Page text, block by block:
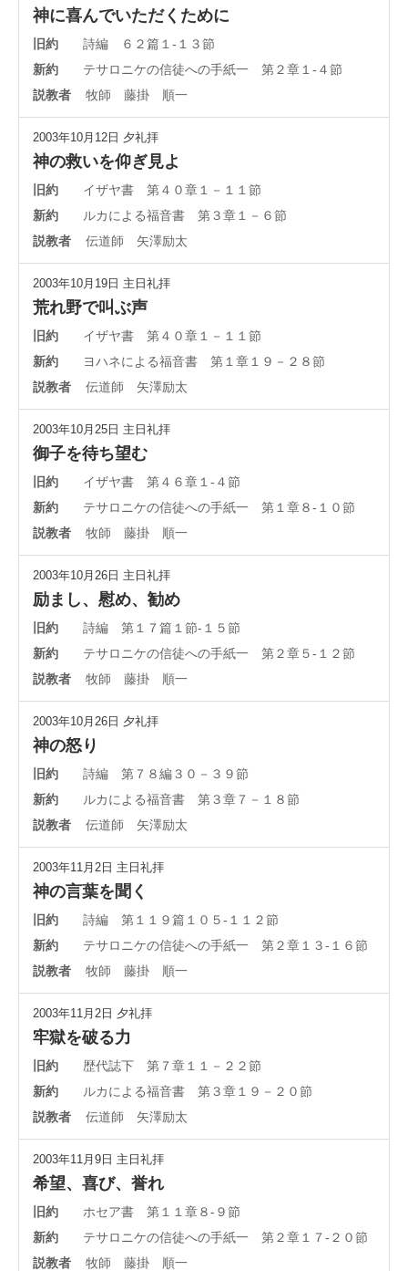
神に喜んでいただくために
旧約
詩編 ６２篇１-１３節
新約
テサロニケの信徒への手紙一 第２章１-４節
説教者
牧師 藤掛 順一
2003年10月12日 夕礼拝
神の救いを仰ぎ見よ
旧約
イザヤ書 第４０章１－１１節
新約
ルカによる福音書 第３章１－６節
説教者
伝道師 矢澤励太
2003年10月19日 主日礼拝
荒れ野で叫ぶ声
旧約
イザヤ書 第４０章１－１１節
新約
ヨハネによる福音書 第１章１９－２８節
説教者
伝道師 矢澤励太
2003年10月25日 主日礼拝
御子を待ち望む
旧約
イザヤ書 第４６章１-４節
新約
テサロニケの信徒への手紙一 第１章８-１０節
説教者
牧師 藤掛 順一
2003年10月26日 主日礼拝
励まし、慰め、勧め
旧約
詩編 第１７篇１節-１５節
新約
テサロニケの信徒への手紙一 第２章５-１２節
説教者
牧師 藤掛 順一
2003年10月26日 夕礼拝
神の怒り
旧約
詩編 第７８編３０－３９節
新約
ルカによる福音書 第３章７－１８節
説教者
伝道師 矢澤励太
2003年11月2日 主日礼拝
神の言葉を聞く
旧約
詩編 第１１９篇１０５-１１２節
新約
テサロニケの信徒への手紙一 第２章１３-１６節
説教者
牧師 藤掛 順一
2003年11月2日 夕礼拝
牢獄を破る力
旧約
歴代誌下 第７章１１－２２節
新約
ルカによる福音書 第３章１９－２０節
説教者
伝道師 矢澤励太
2003年11月9日 主日礼拝
希望、喜び、誉れ
旧約
ホセア書 第１１章８-９節
新約
テサロニケの信徒への手紙一 第２章１７-２０節
説教者
牧師 藤掛 順一